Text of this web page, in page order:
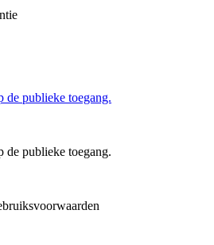
de publieke toegang.
de publieke toegang.